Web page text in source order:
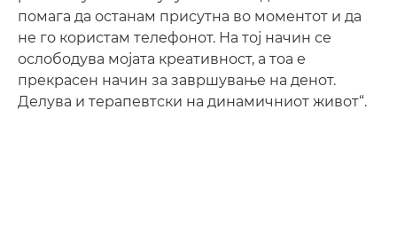
помага да останам присутна во моментот и да
не го користам телефонот. На тој начин се
ослободува мојата креативност, а тоа е
прекрасен начин за завршување на денот.
Делува и терапевтски на динамичниот живот“.